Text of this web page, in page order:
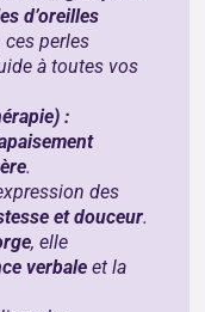
d’oreilles
ces perles
à toutes vos
:
.
des
et douceur.
, elle
verbale et la